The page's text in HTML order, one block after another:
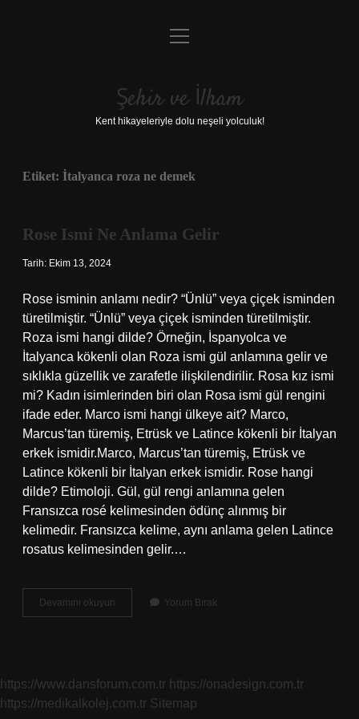
Anasayfa
Yasal Uyarı
menüyü
Şehir ve İlham
Kent hikayeleriyle dolu neşeli yolculuk!
Etiket: İtalyanca roza ne demek
Rose Ismi Ne Anlama Gelir
Tarih: Ekim 13, 2024
Rose isminin anlamı nedir? “Ünlü” veya çiçek isminden
türetilmiştir. “Ünlü” veya çiçek isminden türetilmiştir.
Roza ismi hangi dilde? Örneğin, İspanyolca ve
İtalyanca kökenli olan Roza ismi gül anlamına gelir ve
sıklıkla güzellik ve zarafetle ilişkilendirilir. Rosa kız ismi
mi? Kadın isimlerinden biri olan Rosa ismi gül rengini
ifade eder. Marco ismi hangi ülkeye ait? Marco,
Marcus’tan türemiş, Etrüsk ve Latince kökenli bir İtalyan
erkek ismidir.Marco, Marcus’tan türemiş, Etrüsk ve
Latince kökenli bir İtalyan erkek ismidir. Rose hangi
dilde? Etimoloji. Gül, gül rengi anlamına gelen
Fransızca rosé kelimesinden ödünç alınmış bir
kelimedir. Fransızca kelime, aynı anlama gelen Latince
rosatus kelimesinden gelir.…
Devamını okuyun
Ismi
Yorum Bırak
https://www.dansforum.com.tr https://onadesign.com.tr
https://medikalkolej.com.tr Sitemap